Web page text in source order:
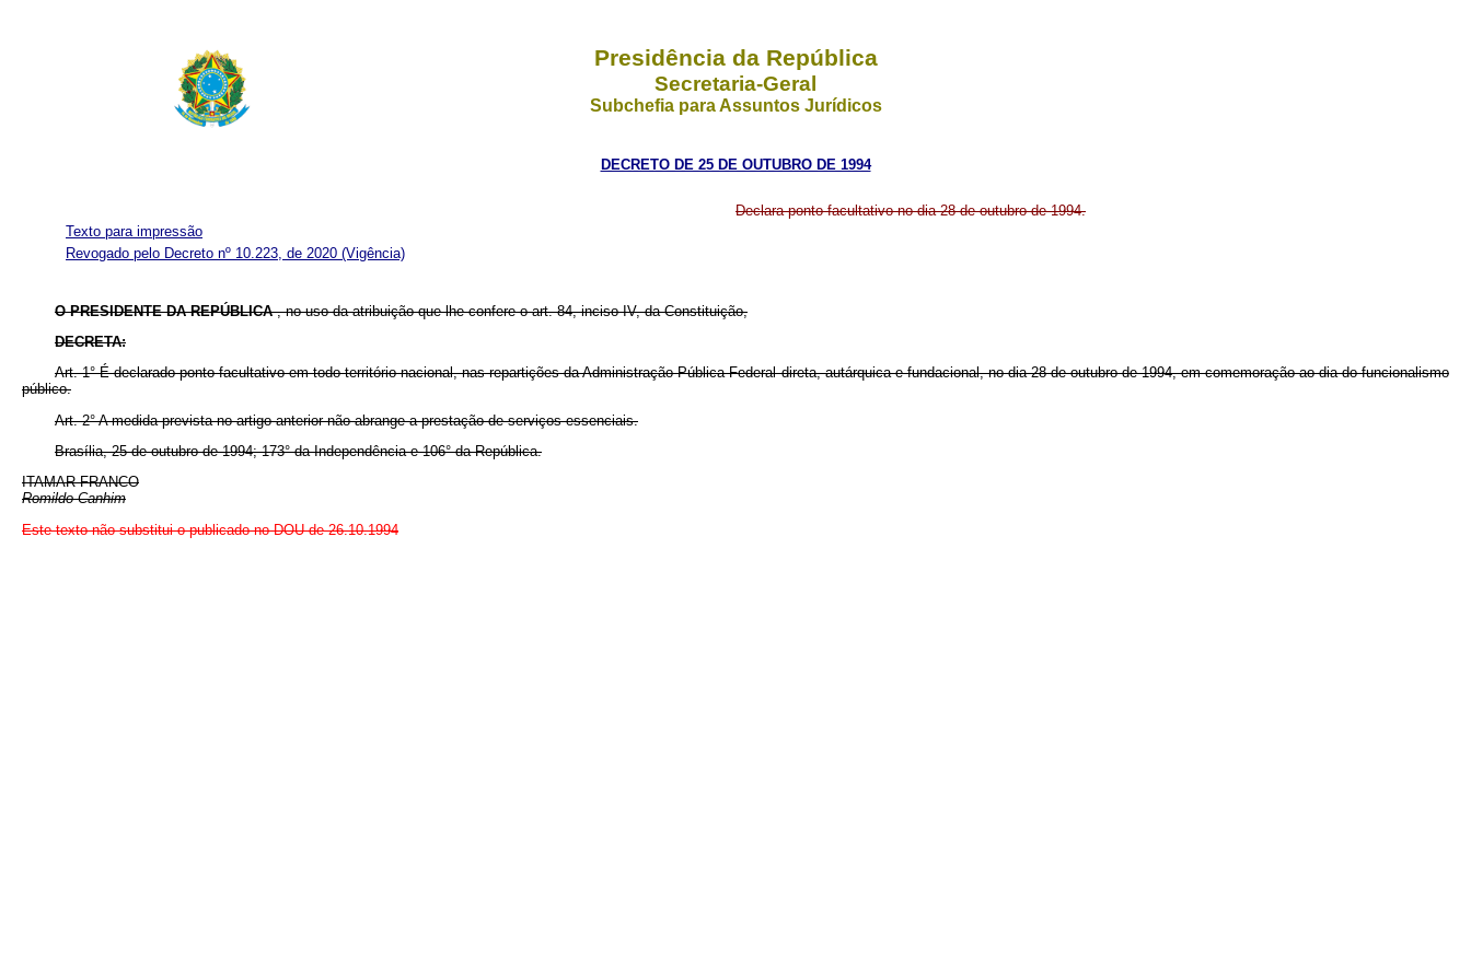
Presidência da República
Secretaria-Geral
Subchefia para Assuntos Jurídicos
DECRETO DE 25 DE OUTUBRO DE 1994
Declara ponto facultativo no dia 28 de outubro de 1994.
Texto para impressão
Revogado pelo Decreto nº 10.223, de 2020 (Vigência)
O PRESIDENTE DA REPÚBLICA, no uso da atribuição que lhe confere o art. 84, inciso IV, da Constituição,
DECRETA:
Art. 1° É declarado ponto facultativo em todo território nacional, nas repartições da Administração Pública Federal direta, autárquica e fundacional, no dia 28 de outubro de 1994, em comemoração ao dia do funcionalismo
público.
Art. 2° A medida prevista no artigo anterior não abrange a prestação de serviços essenciais.
Brasília, 25 de outubro de 1994; 173° da Independência e 106° da República.
ITAMAR FRANCO
Romildo Canhim
Este texto não substitui o publicado no DOU de 26.10.1994